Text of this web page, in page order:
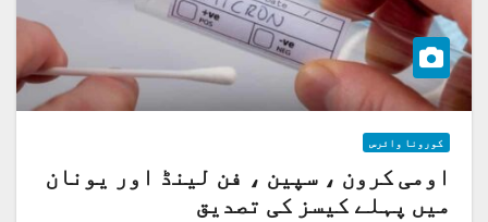
کورونا وائرس
اومی کرون ، سپین ، فن لینڈ اور یونان
میں پہلے کیسز کی تصدیق